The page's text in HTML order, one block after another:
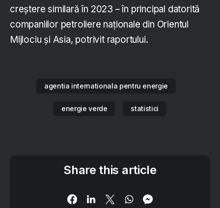
creștere similară în 2023 – în principal datorită
companiilor petroliere naționale din Orientul
Mijlociu și Asia, potrivit raportului.
agentia internationala pentru energie
energie verde statistici
Share this article